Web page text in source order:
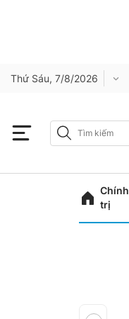
Thứ Sáu, 7/8/2026
Chính
trị